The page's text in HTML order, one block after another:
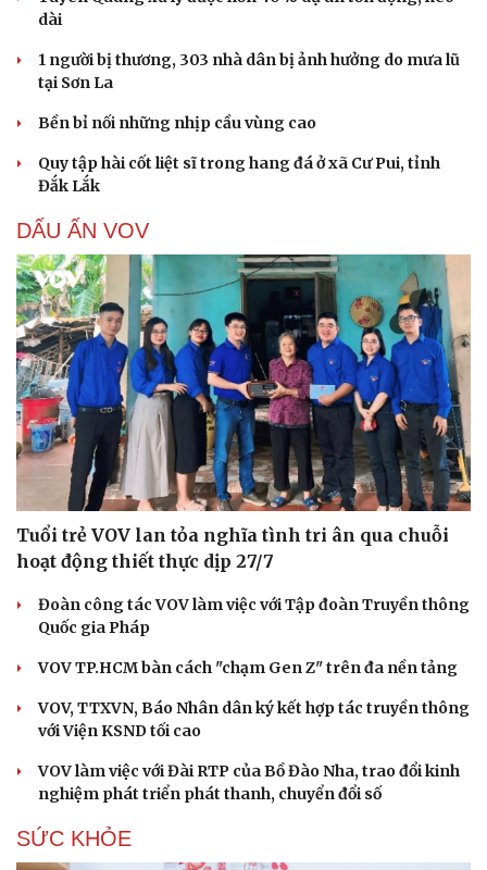
dài
1 người bị thương, 303 nhà dân bị ảnh hưởng do mưa lũ
tại Sơn La
Bền bỉ nối những nhịp cầu vùng cao
Quy tập hài cốt liệt sĩ trong hang đá ở xã Cư Pui, tỉnh
Đắk Lắk
DẤU ẤN VOV
Tuổi trẻ VOV lan tỏa nghĩa tình tri ân qua chuỗi
hoạt động thiết thực dịp 27/7
Đoàn công tác VOV làm việc với Tập đoàn Truyền thông
Quốc gia Pháp
VOV TP.HCM bàn cách "chạm Gen Z" trên đa nền tảng
VOV, TTXVN, Báo Nhân dân ký kết hợp tác truyền thông
với Viện KSND tối cao
VOV làm việc với Đài RTP của Bồ Đào Nha, trao đổi kinh
nghiệm phát triển phát thanh, chuyển đổi số
SỨC KHỎE